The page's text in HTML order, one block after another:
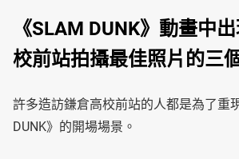
《SLAM DUNK》動畫中
校前站拍攝最佳照片的三
許多造訪鎌倉高校前站的人都是為了重
DUNK》的開場場景。